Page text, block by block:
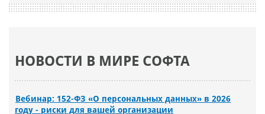
НОВОСТИ В МИРЕ СОФТА
Вебинар: 152-ФЗ «О персональных данных» в 2026
году - риски для вашей организации